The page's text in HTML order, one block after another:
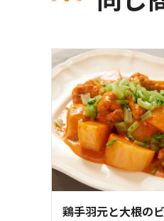
鶏手羽元と大根の